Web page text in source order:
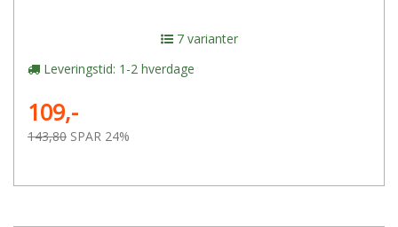
7 varianter
Leveringstid: 1-2 hverdage
109,-
143,80 SPAR 24%